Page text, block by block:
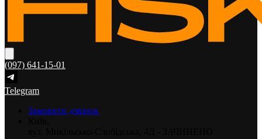
(097) 641-15-01
Telegram
Замовити дзвінок